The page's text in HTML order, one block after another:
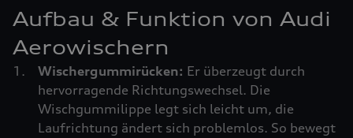
Aufbau & Funktion von Audi
Aerowischern
Wischergummirücken: Er überzeugt durch
hervorragende Richtungswechsel. Die
Wischgummilippe legt sich leicht um, die
Laufrichtung ändert sich problemlos. So bewegt